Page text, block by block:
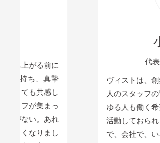
代表 / 小倉悠治法律事
ヴィストは、創業者の奥山さんを
人のスタッフの皆さんが、働く希
ゆる人も働く希望を持ってもらい
活動しておられます。レストラン
で、会社で、いろいろなところで